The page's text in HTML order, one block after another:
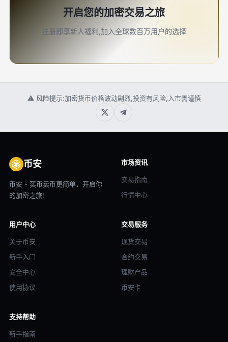
开启您的加密交易之旅
注册即享新人福利,加入全球数百万用户的选择
⚠ 风险提示:加密货币价格波动剧烈,投资有风险,入市需谨慎
币安
币安 - 买币卖币更简单，开启你
的加密之旅！
市场资讯
交易指南
行情中心
用户中心
关于币安
新手入门
安全中心
使用协议
交易服务
现货交易
合约交易
理财产品
币安卡
支持帮助
新手指南